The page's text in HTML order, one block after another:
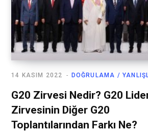
DOĞRULAMA /
14 KASIM 2022
G20 Zirvesi Nedir? G20
Zirvesinin Diğer G20
Toplantılarından Farkı Ne?